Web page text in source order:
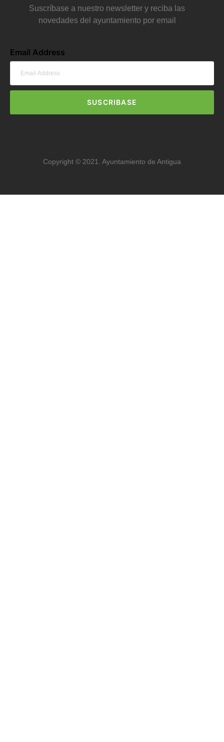
Suscríbase a nuestro newsletter y reciba las
novedades del ayuntamiento por email
Email Address
SUSCRIBASE
Copyright © 2021. Ayuntamiento de Antigua